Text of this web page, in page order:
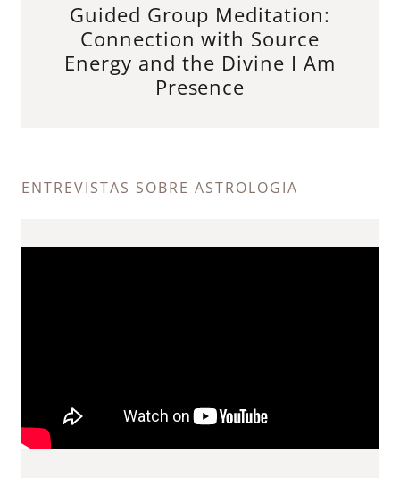
Guided Group Meditation:
Connection with Source
Energy and the Divine I Am
Presence
ENTREVISTAS SOBRE ASTROLOGIA